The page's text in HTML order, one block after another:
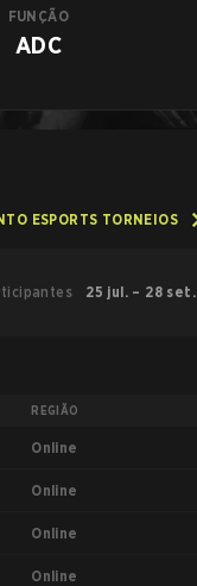
FUNÇÃO
ADC
ESPORTS TORNEIOS
25 jul. – 28 set.
REGIÃO
Online
Online
Online
Online